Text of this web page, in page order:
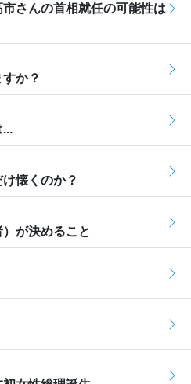
さんの首相就任の可能性は
か？
...
懐くのか？
が決めること